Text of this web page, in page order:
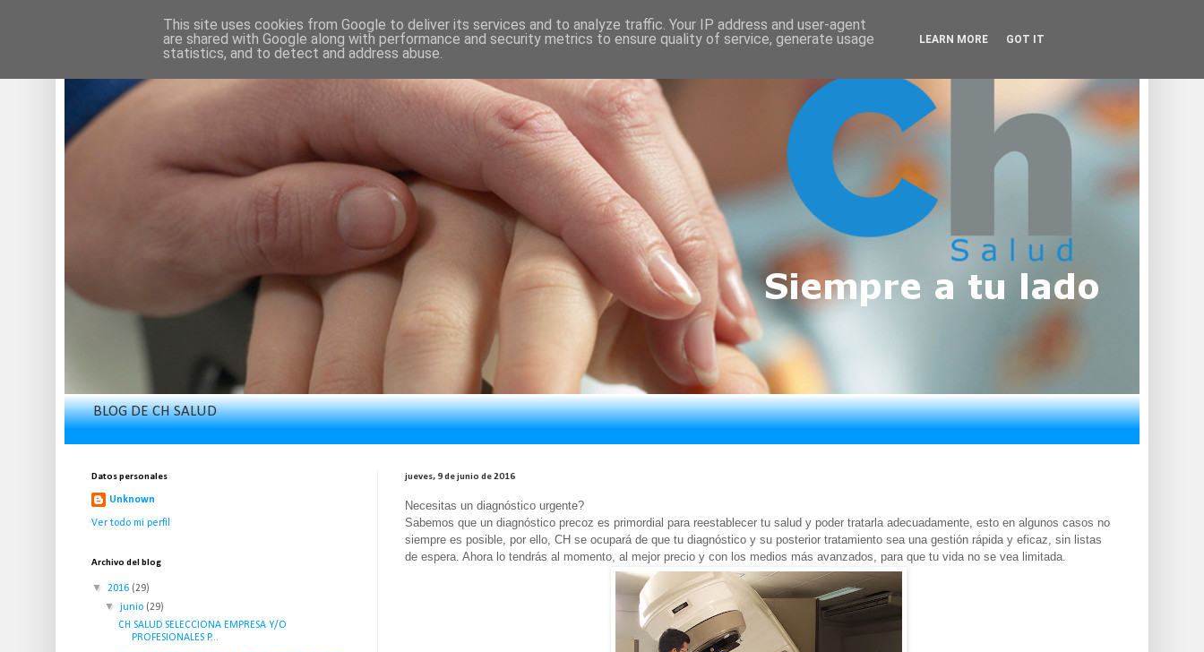
BLOG DE CH SALUD
jueves, 9 de junio de 2016
Necesitas un diagnóstico urgente?
Sabemos que un diagnóstico precoz es primordial para reestablecer tu salud y poder tratarla adecuadamente, esto en algunos casos no
siempre es posible, por ello, CH se ocupará de que tu diagnóstico y su posterior tratamiento sea una gestión rápida y eficaz, sin listas
de espera. Ahora lo tendrás al momento, al mejor precio y con los medios más avanzados, para que tu vida no se vea limitada.
Datos personales
Unknown
Ver todo mi perfil
Archivo del blog
▼ 2016 (29)
▼junio (29)
CH SALUD SELECCIONA EMPRESA Y/O
PROFESIONALES P...
This site uses cookies from Google to deliver its services and to analyze traffic. Your IP address and user-agent
are shared with Google along with performance and security metrics to ensure quality of service, generate usage
statistics, and to detect and address abuse.
LEARN MORE GOT IT